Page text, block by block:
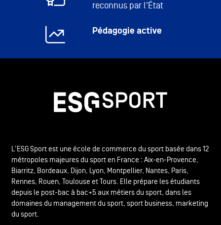
reconnus par l'État
Pédagogie active
L'ESG Sport est une école de commerce du sport basée dans 12
métropoles majeures du sport en France : Aix-en-Provence,
Biarritz, Bordeaux, Dijon, Lyon, Montpellier, Nantes, Paris,
Rennes, Rouen, Toulouse et Tours. Elle prépare les étudiants
depuis le post-bac à bac+5 aux métiers du sport, dans les
domaines du management du sport, sport business, marketing
du sport.